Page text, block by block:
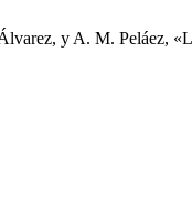
y A. M. Peláez,